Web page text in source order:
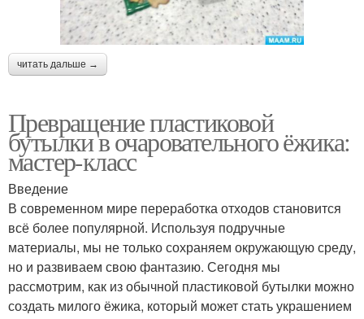
читать дальше →
Превращение пластиковой
бутылки в очаровательного ёжика:
мастер-класс
Введение
В современном мире переработка отходов становится
всё более популярной. Используя подручные
материалы, мы не только сохраняем окружающую среду,
но и развиваем свою фантазию. Сегодня мы
рассмотрим, как из обычной пластиковой бутылки можно
создать милого ёжика, который может стать украшением